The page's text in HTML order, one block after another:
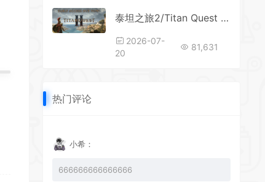
泰坦之旅2/Titan Quest II 单机/网络联机 更新v0.6.0.131864
2026-07-
20
81,631
热门评论
小希：
666666666666666
*